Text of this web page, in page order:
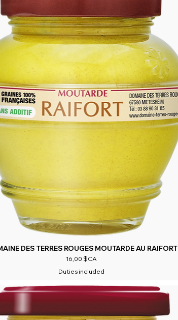
DES TERRES ROUGES MOUTARDE AU RAIFORT
Prix
16,00 $CA
Duties included